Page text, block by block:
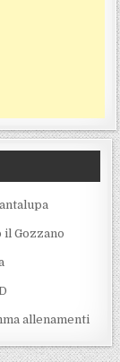
il Gozzano
allenamenti